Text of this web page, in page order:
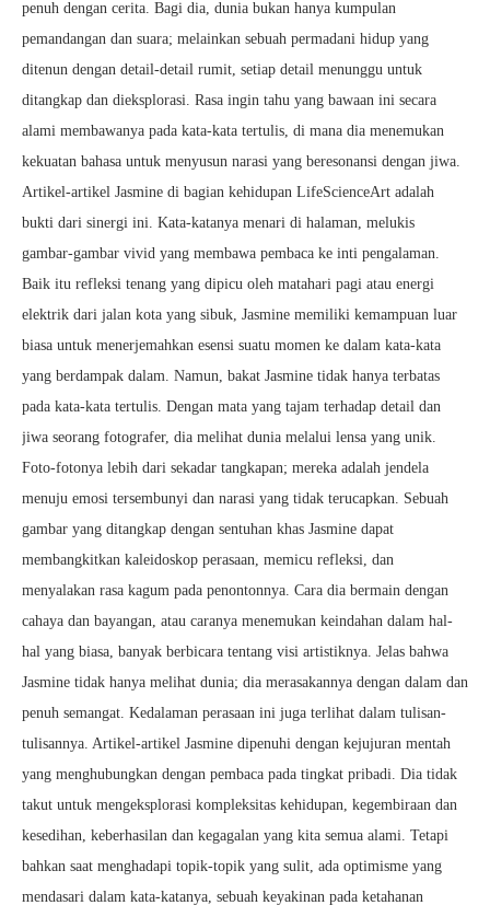
penuh dengan cerita. Bagi dia, dunia bukan hanya kumpulan
pemandangan dan suara; melainkan sebuah permadani hidup yang
ditenun dengan detail-detail rumit, setiap detail menunggu untuk
ditangkap dan dieksplorasi. Rasa ingin tahu yang bawaan ini secara
alami membawanya pada kata-kata tertulis, di mana dia menemukan
kekuatan bahasa untuk menyusun narasi yang beresonansi dengan jiwa.
Artikel-artikel Jasmine di bagian kehidupan LifeScienceArt adalah
bukti dari sinergi ini. Kata-katanya menari di halaman, melukis
gambar-gambar vivid yang membawa pembaca ke inti pengalaman.
Baik itu refleksi tenang yang dipicu oleh matahari pagi atau energi
elektrik dari jalan kota yang sibuk, Jasmine memiliki kemampuan luar
biasa untuk menerjemahkan esensi suatu momen ke dalam kata-kata
yang berdampak dalam. Namun, bakat Jasmine tidak hanya terbatas
pada kata-kata tertulis. Dengan mata yang tajam terhadap detail dan
jiwa seorang fotografer, dia melihat dunia melalui lensa yang unik.
Foto-fotonya lebih dari sekadar tangkapan; mereka adalah jendela
menuju emosi tersembunyi dan narasi yang tidak terucapkan. Sebuah
gambar yang ditangkap dengan sentuhan khas Jasmine dapat
membangkitkan kaleidoskop perasaan, memicu refleksi, dan
menyalakan rasa kagum pada penontonnya. Cara dia bermain dengan
cahaya dan bayangan, atau caranya menemukan keindahan dalam hal-
hal yang biasa, banyak berbicara tentang visi artistiknya. Jelas bahwa
Jasmine tidak hanya melihat dunia; dia merasakannya dengan dalam dan
penuh semangat. Kedalaman perasaan ini juga terlihat dalam tulisan-
tulisannya. Artikel-artikel Jasmine dipenuhi dengan kejujuran mentah
yang menghubungkan dengan pembaca pada tingkat pribadi. Dia tidak
takut untuk mengeksplorasi kompleksitas kehidupan, kegembiraan dan
kesedihan, keberhasilan dan kegagalan yang kita semua alami. Tetapi
bahkan saat menghadapi topik-topik yang sulit, ada optimisme yang
mendasari dalam kata-katanya, sebuah keyakinan pada ketahanan